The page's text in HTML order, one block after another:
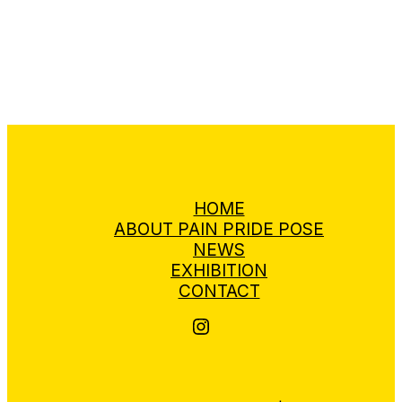
HOME
ABOUT PAIN PRIDE POSE
NEWS
EXHIBITION
CONTACT
Pain Pride Pose auf Instagram